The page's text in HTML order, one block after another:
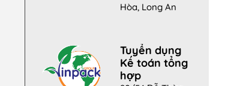
Hòa, Long An
Tuyển dụng
Kế toán tổng
hợp